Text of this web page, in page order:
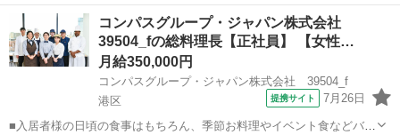
企業名】スクエアプランニング株式会社 【雇用形態】正社員【人材紹
介】 【職種】整備士等の整備関連 【応募資格】 ・年齢要件: ～ 60歳
・日本語ネイティ...
東京 港区 その他
コンパスグループ・ジャパン株式会社
39504_fの総料理長【正社員】 【女性…
月給350,000円
コンパスグループ・ジャパン株式会社 39504_f
港区
提携サイト 7月26日
■入居者様の日頃の食事はもちろん、季節お料理やイベント食などバラ